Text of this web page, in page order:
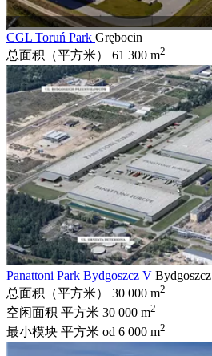
CGL Toruń Park Grębocin
总面积（平方米）
61 300 m2
Panattoni Park Bydgoszcz V Bydgoszcz
总面积（平方米）
30 000 m2
空闲面积 平方米 30 000 m2
最小模块 平方米 od 6 000 m2